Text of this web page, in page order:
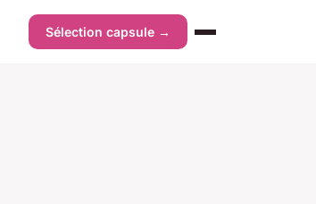
Sélection capsule →